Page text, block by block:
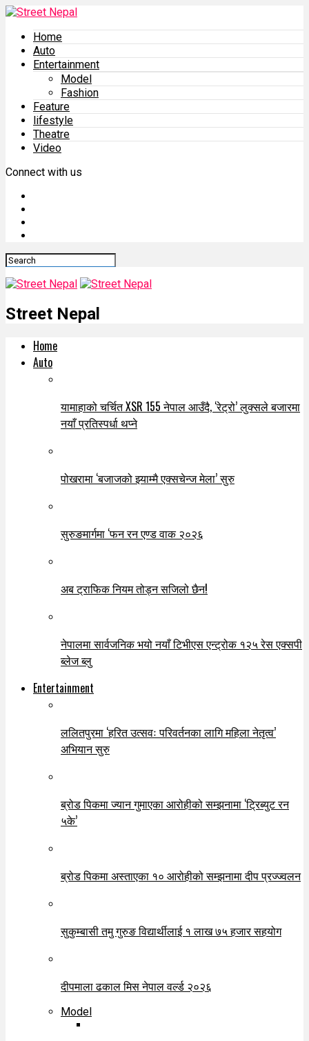
Home
Auto
Entertainment
Model
Fashion
Feature
lifestyle
Theatre
Video
Connect with us
Street Nepal
Home
Auto
यामाहाको चर्चित XSR 155 नेपाल आउँदै, ‘रेट्रो’ लुक्सले बजारमा
नयाँ प्रतिस्पर्धा थप्ने
पोखरामा ‘बजाजको झ्याम्मै एक्सचेन्ज मेला’ सुरु
सुरुङमार्गमा ‘फन रन एण्ड वाक २०२६
अब ट्राफिक नियम तोड्न सजिलो छैन!
नेपालमा सार्वजनिक भयो नयाँ टिभीएस एन्ट्रोक १२५ रेस एक्सपी
ब्लेज ब्लु
Entertainment
ललितपुरमा ‘हरित उत्सवः परिवर्तनका लागि महिला नेतृत्व’
अभियान सुरु
ब्रोड पिकमा ज्यान गुमाएका आरोहीको सम्झनामा ‘ट्रिब्युट रन
५के’
ब्रोड पिकमा अस्ताएका १० आरोहीको सम्झनामा दीप प्रज्ज्वलन
सुकुम्बासी तमु गुरुङ विद्यार्थीलाई १ लाख ७५ हजार सहयोग
दीपमाला ढकाल मिस नेपाल वर्ल्ड २०२६
Model